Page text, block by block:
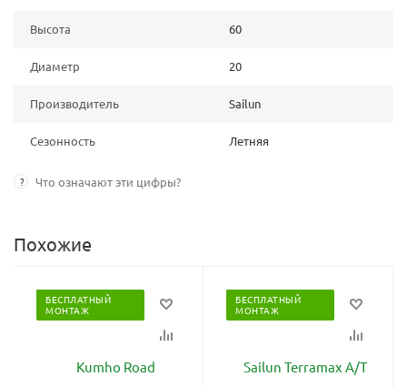
Высота 60
Диаметр 20
Производитель Sailun
Сезонность Летняя
? Что означают эти цифры?
Похожие
БЕСПЛАТНЫЙ
МОНТАЖ
БЕСПЛАТНЫЙ
МОНТАЖ